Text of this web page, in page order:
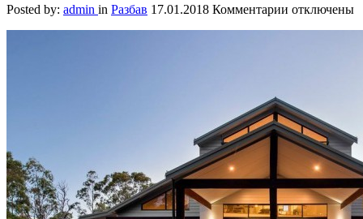
Posted by: admin in Разбав 17.01.2018 Комментарии котключены